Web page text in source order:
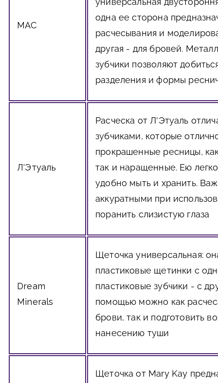
МАС
одна ее сторона
расчесывания и
другая - для бровей.
зубчики позволяют
разделения и формы
Л'Этуаль
Расческа от Л'Этуаль
зубчиками, которые
прокрашенные ресницы,
так и наращенные. Ею легко
удобно мыть и хранить.
аккуратными при
поранить слизистую глаза
Dream
Minerals
Щеточка универсальная:
пластиковые щетинки с
пластиковые зубчики - с
помощью можно как
брови, так и подготовить
нанесению туши
Щеточка от Mary Kay